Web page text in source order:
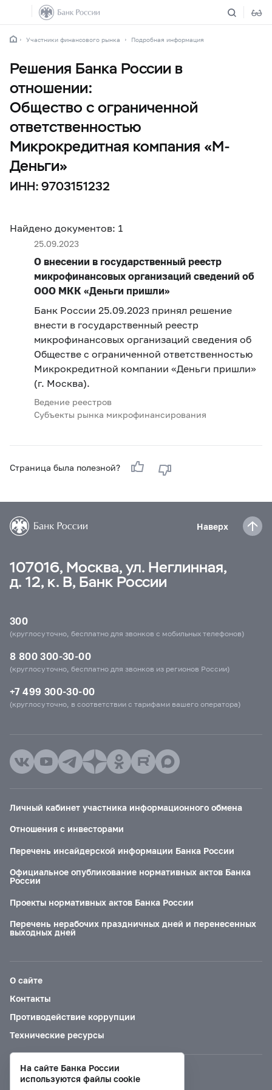
Участники финансового рынка Подробная информация
Решения Банка России в
отношении:
Общество с ограниченной
ответственностью
Микрокредитная компания «М-
Деньги»
ИНН: 9703151232
Найдено документов: 1
25.09.2023
О внесении в государственный реестр
микрофинансовых организаций сведений об
ООО МКК «Деньги пришли»
Банк России 25.09.2023 принял решение
внести в государственный реестр
микрофинансовых организаций сведения об
Обществе с ограниченной ответственностью
Микрокредитной компании «Деньги пришли»
(г. Москва).
Ведение реестров
Субъекты рынка микрофинансирования
Страница была полезной?
Наверх
107016, Москва, ул. Неглинная,
д. 12, к. В, Банк России
300
(круглосуточно, бесплатно для звонков с мобильных телефонов)
8 800 300-30-00
(круглосуточно, бесплатно для звонков из регионов России)
+7 499 300-30-00
(круглосуточно, в соответствии с тарифами вашего оператора)
Личный кабинет участника информационного обмена
Отношения с инвесторами
Перечень инсайдерской информации Банка России
Официальное опубликование нормативных актов Банка
России
Проекты нормативных актов Банка России
Перечень нерабочих праздничных дней и перенесенных
выходных дней
О сайте
Контакты
Противодействие коррупции
Технические ресурсы
Версия для слабовидящих
На сайте Банка России
используются файлы cookie